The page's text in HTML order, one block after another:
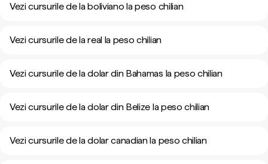
Vezi cursurile de la boliviano la peso chilian
Vezi cursurile de la real la peso chilian
Vezi cursurile de la dolar din Bahamas la peso chilian
Vezi cursurile de la dolar din Belize la peso chilian
Vezi cursurile de la dolar canadian la peso chilian